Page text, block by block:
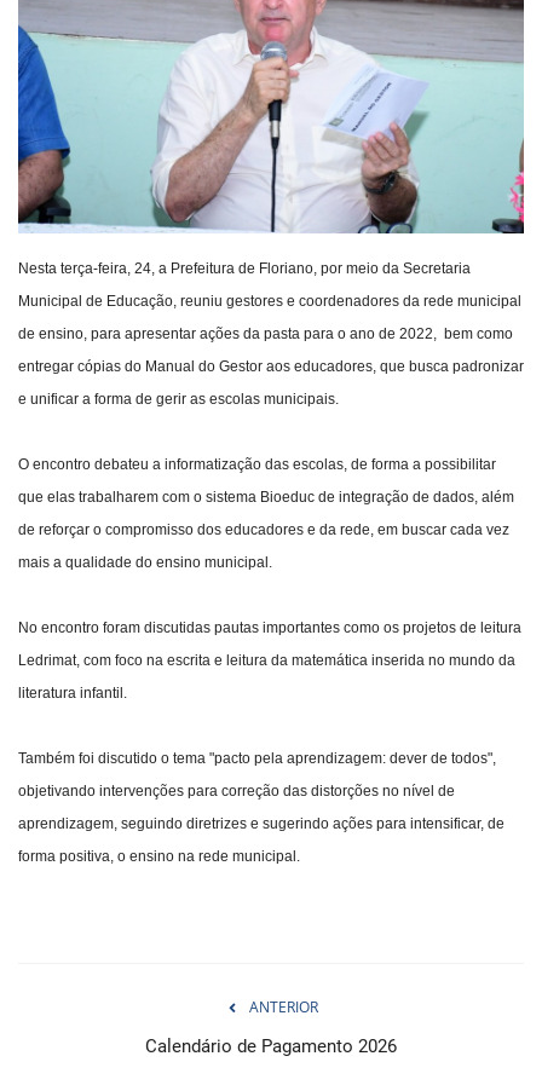
Webmail
Contato
Nesta terça-feira, 24, a Prefeitura de Floriano, por meio da Secretaria
Municipal de Educação, reuniu gestores e coordenadores da rede municipal
de ensino, para apresentar ações da pasta para o ano de 2022, bem como
entregar cópias do Manual do Gestor aos educadores, que busca padronizar
e unificar a forma de gerir as escolas municipais.
O encontro debateu a informatização das escolas, de forma a possibilitar
que elas trabalharem com o sistema Bioeduc de integração de dados, além
de reforçar o compromisso dos educadores e da rede, em buscar cada vez
mais a qualidade do ensino municipal.
No encontro foram discutidas pautas importantes como os projetos de leitura
Ledrimat, com foco na escrita e leitura da matemática inserida no mundo da
literatura infantil.
Também foi discutido o tema "pacto pela aprendizagem: dever de todos",
objetivando intervenções para correção das distorções no nível de
aprendizagem, seguindo diretrizes e sugerindo ações para intensificar, de
forma positiva, o ensino na rede municipal.
ANTERIOR
Calendário de Pagamento 2026